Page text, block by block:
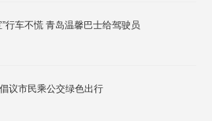
”行车不慌 青岛温馨巴士给驾驶员
议市民乘公交绿色出行